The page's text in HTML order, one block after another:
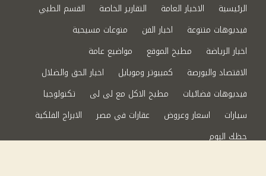
الرئيسية الاخبار العامة التقارير الخاصة
القسم الطبي
فيديوهات متنوعة
اخبار الفن
منوعات مسيحية
اخبار الرياضة
مطبخ الموقع
مواضيع عامة
الاقتصاد والبورصة
كمبيوتر وموبايل
اخبار الحق والضلال
فيديوهات فضائيات
مطبخ الاكل مع لى لى
تكنولوجيا
سيارات
اسعار وعروض عقارات في مصر
الابراج الفلكية
حظك اليوم